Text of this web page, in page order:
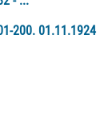
200. 01.11.1924